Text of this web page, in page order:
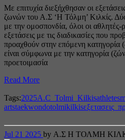
Με επιτυχία διεξήχθησαν οι
ζωνών του Α.Σ ‘Η Τόλμη’ Κιλκίς.
με την ομοσπονδία, όλοι οι
εξετάσεις με τις διαδικασίες που
προαχθούν στην επόμενη κατηγορία
είναι σύμφωνα με την κατηγορία
προετοιμασία
Read More
Tags:2025A.C_Tolmi_Kilkisathletes
artstaekwondotolmikilkis
Jul 21 2025 by Α.Σ Η ΤΟΛΜΗ